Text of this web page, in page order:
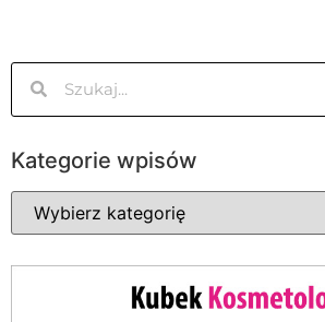
Kategorie wpisów